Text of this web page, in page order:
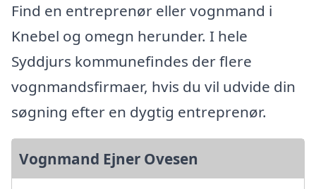
Find en entreprenør eller vognmand i
Knebel og omegn herunder. I hele
Syddjurs kommunefindes der flere
vognmandsfirmaer, hvis du vil udvide din
søgning efter en dygtig entreprenør.
Vognmand Ejner Ovesen